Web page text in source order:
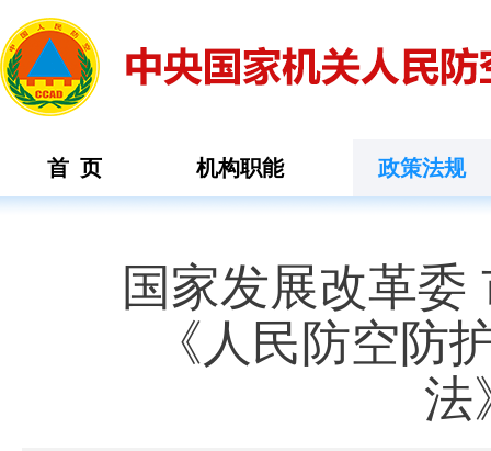
首 页 机构职能 政策法规
国家发展改革委
《人民防空防
法